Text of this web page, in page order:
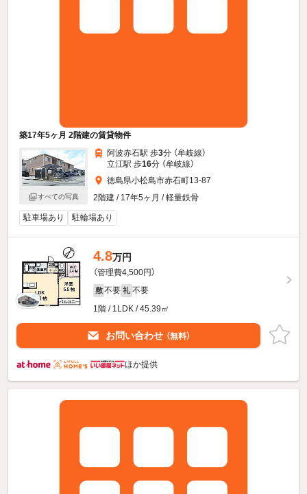
築17年5ヶ月 2階建の賃貸物件
すべての写真
阿波赤石駅 歩3分 （牟岐線）
立江駅 歩16分 （牟岐線）
徳島県小松島市赤石町13-87
2階建 / 17年5ヶ月 / 軽量鉄骨
駐車場あり 駐輪場あり
4.8万円
（管理費4,500円）
敷 不要 礼 不要
1階 / 1LDK / 45.39㎡
お問い合わせ （無料）
ほか提供